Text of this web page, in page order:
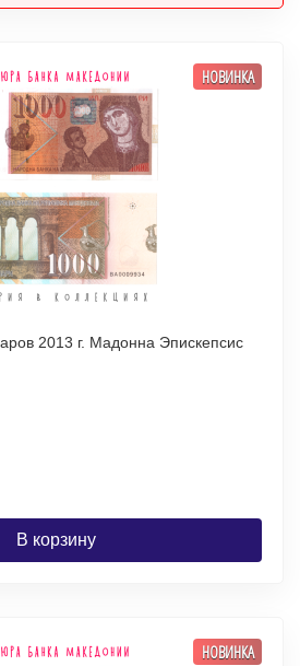
НОВИНКА
2013 г. Мадонна Эпискепсис
В корзину
НОВИНКА